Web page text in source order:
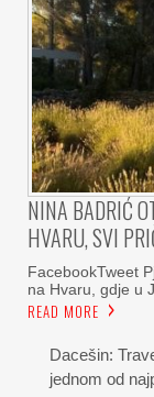
NINA BADRIĆ
HVARU, SVI
FacebookTweet
na Hvaru, gdje u
READ MORE
Dacešin:
jednom od